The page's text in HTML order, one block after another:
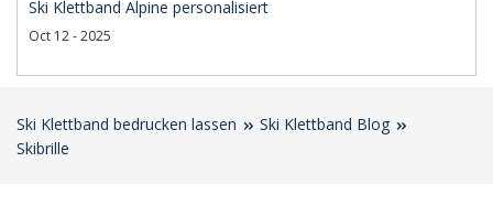
Ski Klettband Alpine personalisiert
Oct 12 - 2025
Ski Klettband bedrucken lassen
Ski Klettband Blog
Skibrille